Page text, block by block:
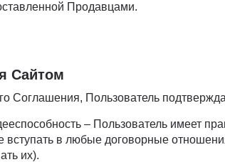
Продавцами.
Сайтом
Соглашения, Пользователь
– Пользователь имеет
вступать в любые договорные
их).